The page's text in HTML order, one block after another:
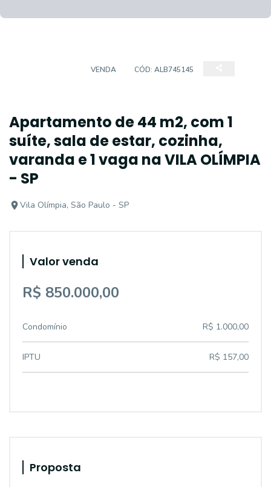
VENDA CÓD: ALB745145
Apartamento de 44 m2, com 1
suíte, sala de estar, cozinha,
varanda e 1 vaga na VILA OLÍMPIA
- SP
Vila Olímpia, São Paulo - SP
Valor venda
R$ 850.000,00
Condomínio R$ 1.000,00
IPTU R$ 157,00
Proposta